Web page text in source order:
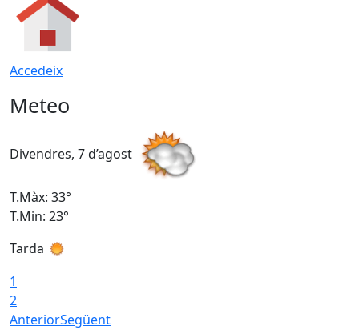
Accedeix
Meteo
Divendres, 7 d’agost
T.Màx: 33°
T.Min: 23°
Tarda
1
2
AnteriorSegüent